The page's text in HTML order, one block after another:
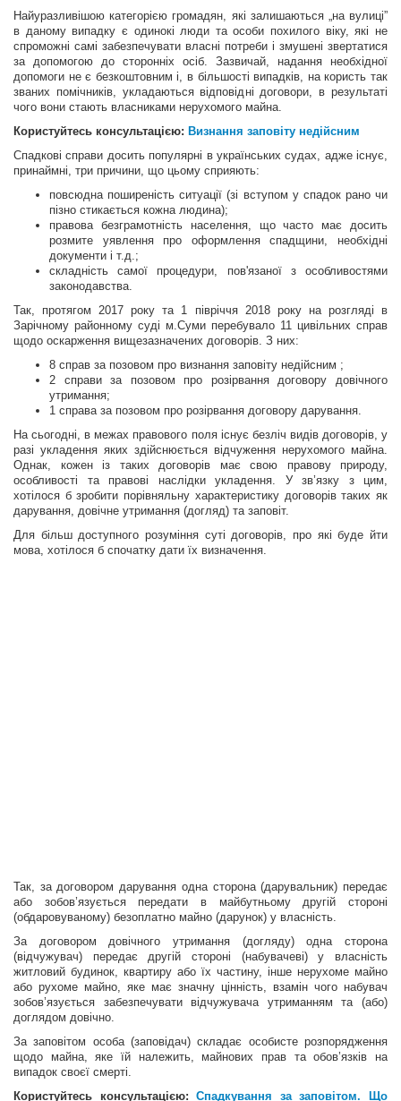
Найуразливішою категорією громадян, які залишаються „на вулиці”
в даному випадку є одинокі люди та особи похилого віку, які не
спроможні самі забезпечувати власні потреби і змушені звертатися
за допомогою до сторонніх осіб. Зазвичай, надання необхідної
допомоги не є безкоштовним і, в більшості випадків, на користь так
званих помічників, укладаються відповідні договори, в результаті
чого вони стають власниками нерухомого майна.
Користуйтесь консультацією: Визнання заповіту недійсним
Спадкові справи досить популярні в українських судах, адже існує,
принаймні, три причини, що цьому сприяють:
повсюдна поширеність ситуації (зі вступом у спадок рано чи
пізно стикається кожна людина);
правова безграмотність населення, що часто має досить
розмите уявлення про оформлення спадщини, необхідні
документи і т.д.;
складність самої процедури, пов'язаної з особливостями
законодавства.
Так, протягом 2017 року та 1 півріччя 2018 року на розгляді в
Зарічному районному суді м.Суми перебувало 11 цивільних справ
щодо оскарження вищезазначених договорів. З них:
8 справ за позовом про визнання заповіту недійсним ;
2 справи за позовом про розірвання договору довічного
утримання;
1 справа за позовом про розірвання договору дарування.
На сьогодні, в межах правового поля існує безліч видів договорів, у
разі укладення яких здійснюється відчуження нерухомого майна.
Однак, кожен із таких договорів має свою правову природу,
особливості та правові наслідки укладення. У зв’язку з цим,
хотілося б зробити порівняльну характеристику договорів таких як
дарування, довічне утримання (догляд) та заповіт.
Для більш доступного розуміння суті договорів, про які буде йти
мова, хотілося б спочатку дати їх визначення.
Так, за договором дарування одна сторона (дарувальник) передає
або зобов’язується передати в майбутньому другій стороні
(обдаровуваному) безоплатно майно (дарунок) у власність.
За договором довічного утримання (догляду) одна сторона
(відчужувач) передає другій стороні (набувачеві) у власність
житловий будинок, квартиру або їх частину, інше нерухоме майно
або рухоме майно, яке має значну цінність, взамін чого набувач
зобов’язується забезпечувати відчужувача утриманням та (або)
доглядом довічно.
За заповітом особа (заповідач) складає особисте розпорядження
щодо майна, яке їй належить, майнових прав та обов’язків на
випадок своєї смерті.
Користуйтесь консультацією:Спадкування за заповітом. Що